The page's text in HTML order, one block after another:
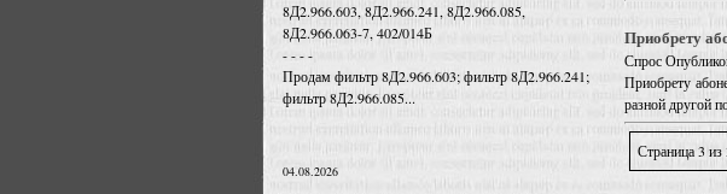
8Д2.966.603, 8Д2.966.241, 8Д2.966.085,
8Д2.966.063-7, 402/014Б
- - - -
Продам фильтр 8Д2.966.603; фильтр 8Д2.966.241;
фильтр 8Д2.966.085...
04.08.2026
Приобрету
Спрос
Приобрету
разной другой
Страница 3 из